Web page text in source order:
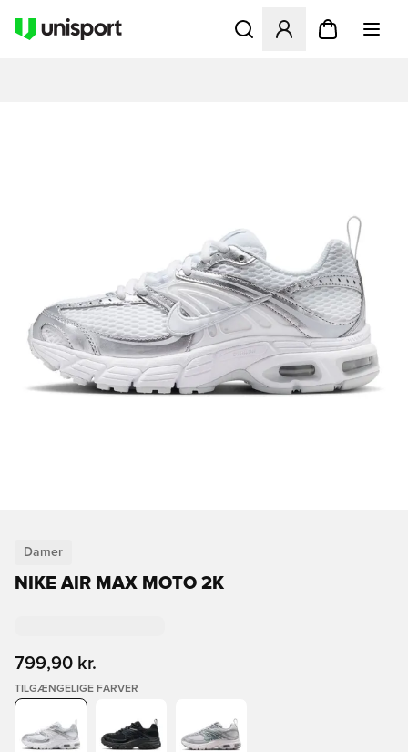
Åbner en Modal til at
Damer
NIKE AIR MAX MOTO 2K
799,90 kr.
TILGÆNGELIGE FARVER